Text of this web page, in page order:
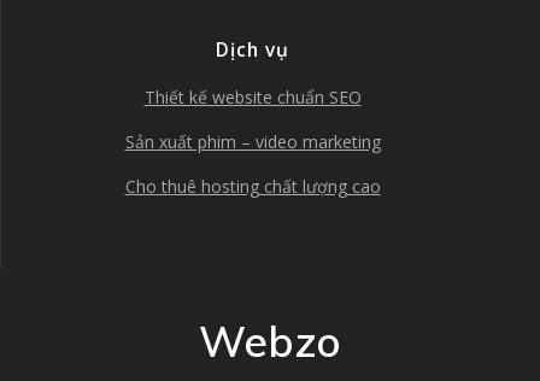
Dịch vụ
Thiết kế website chuẩn SEO
Sản xuất phim – video marketing
Cho thuê hosting chất lượng cao
Webzo